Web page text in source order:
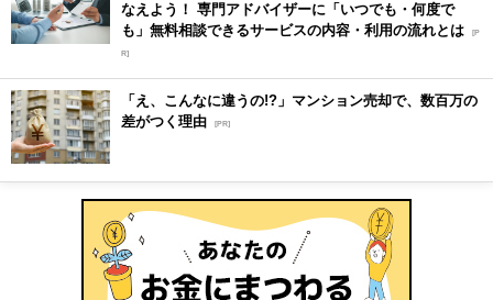
なえよう！ 専門アドバイザーに「いつでも・何度で
も」無料相談できるサービスの内容・利用の流れとは [P
R]
「え、こんなに違うの!?」マンション売却で、数百万の
差がつく理由 [PR]